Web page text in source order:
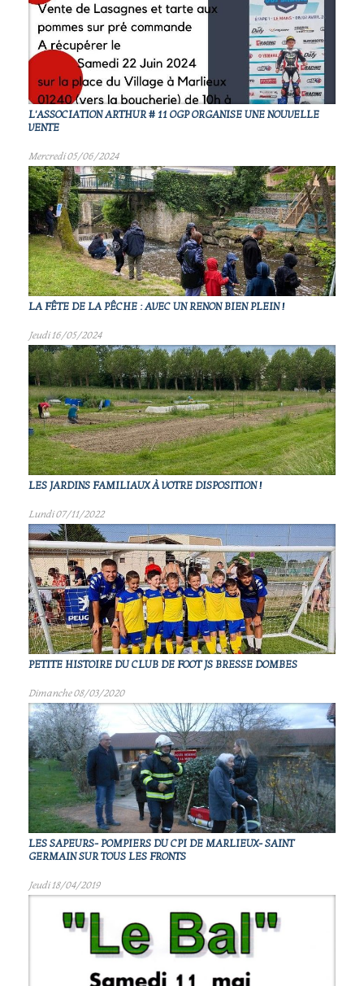
L'ASSOCIATION ARTHUR # 11 OGP ORGANISE UNE NOUVELLE
VENTE
Mercredi 05/06/2024
LA FÊTE DE LA PÊCHE : AVEC UN RENON BIEN PLEIN !
Jeudi 16/05/2024
LES JARDINS FAMILIAUX À VOTRE DISPOSITION !
Lundi 07/11/2022
PETITE HISTOIRE DU CLUB DE FOOT JS BRESSE DOMBES
Dimanche 08/03/2020
LES SAPEURS- POMPIERS DU CPI DE MARLIEUX- SAINT
GERMAIN SUR TOUS LES FRONTS
Jeudi 18/04/2019